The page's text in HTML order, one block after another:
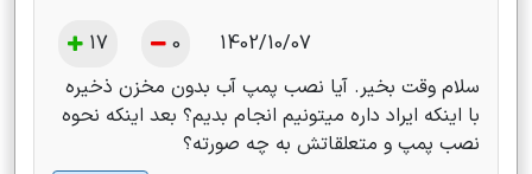
1402/10/07
0
17
سلام وقت بخیر. آیا نصب پمپ آب بدون مخزن ذخیره
با اینکه ایراد داره میتونیم انجام بدیم؟ بعد اینکه نحوه
نصب پمپ و متعلقاتش به چه صورته؟